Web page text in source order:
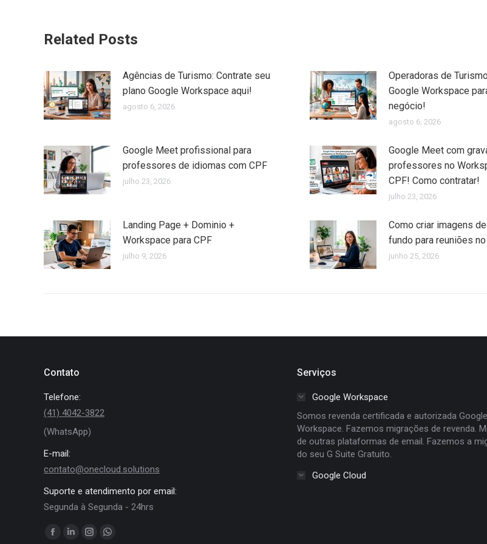
Related Posts
Agências de Turismo: Contrate seu
plano Google Workspace aqui!
agosto 6, 2026
Operadoras de
Google Workspace
negócio!
agosto 6, 2026
Google Meet profissional para
professores de idiomas com CPF
julho 23, 2026
Google Meet com
professores no
CPF! Como contratar!
julho 23, 2026
Landing Page + Dominio +
Workspace para CPF
julho 9, 2026
Como criar imagens
fundo para reuniões
junho 25, 2026
Contato
Telefone:
(41) 4042-3822
(WhatsApp)
E-mail:
contato@onecloud.solutions
Suporte e atendimento por email:
Segunda à Segunda - 24hrs
Encontre-nos em:
Facebook
LinkedinInstagramWhatsapp
Serviços
Google Workspace
Somos revenda certificada e autorizada Google
Workspace. Fazemos migrações de revenda.
de outras plataformas de email. Fazemos a
do seu G Suite Gratuito.
Google Cloud